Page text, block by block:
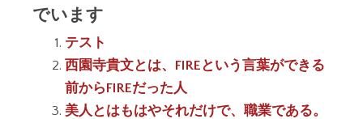
でいます
テスト
西園寺貴文とは、FIREという言葉ができる
前からFIREだった人
美人とはもはやそれだけで、職業である。